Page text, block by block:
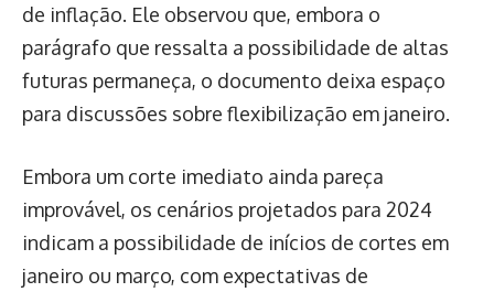
de inflação. Ele observou que, embora o
parágrafo que ressalta a possibilidade de altas
futuras permaneça, o documento deixa espaço
para discussões sobre flexibilização em janeiro.
Embora um corte imediato ainda pareça
improvável, os cenários projetados para 2024
indicam a possibilidade de inícios de cortes em
janeiro ou março, com expectativas de